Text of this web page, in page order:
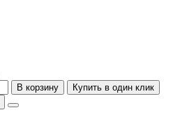
В корзину
Купить в один клик